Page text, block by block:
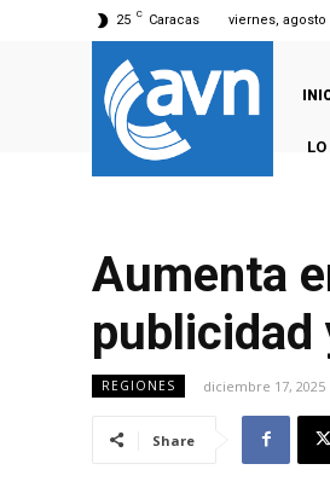
25 C Caracas viernes, agosto
Aumenta
publicidad
REGIONES diciembre 17, 2025
Share